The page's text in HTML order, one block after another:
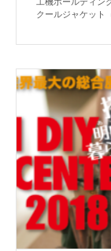
クールジャケット